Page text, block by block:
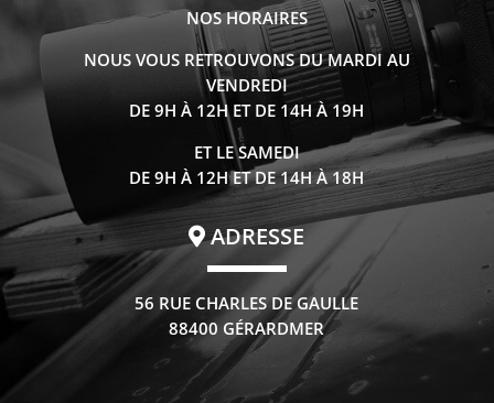
NOS HORAIRES
NOUS VOUS RETROUVONS DU MARDI AU
VENDREDI
DE 9H À 12H ET DE 14H À 19H
ET LE SAMEDI
DE 9H À 12H ET DE 14H À 18H
ADRESSE
56 RUE CHARLES DE GAULLE
88400 GÉRARDMER